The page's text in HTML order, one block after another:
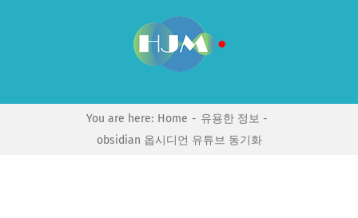
You are here: Home
유용한 정보
obsidian 옵시디언 유튜브 동기화